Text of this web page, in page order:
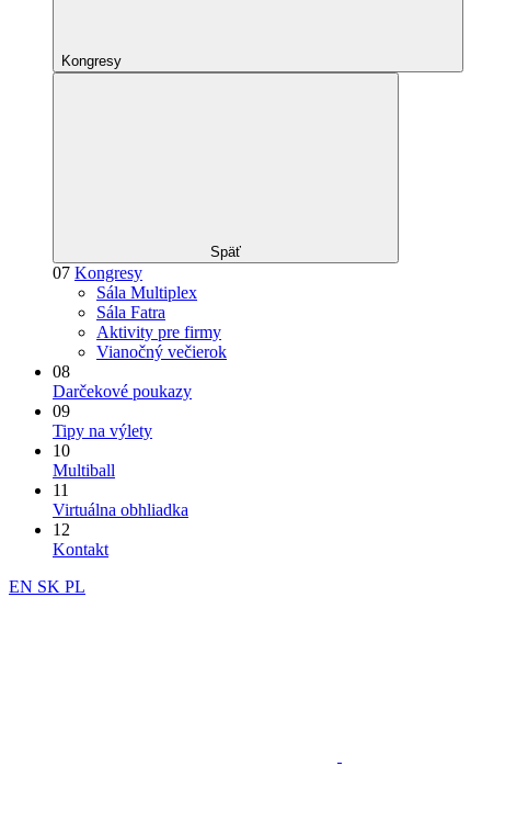
Kongresy
Späť
07 Kongresy
Sála Multiplex
Sála Fatra
Aktivity pre firmy
Vianočný večierok
08
Darčekové poukazy
09
Tipy na výlety
10
Multiball
11
Virtuálna obhliadka
12
Kontakt
EN SK PL